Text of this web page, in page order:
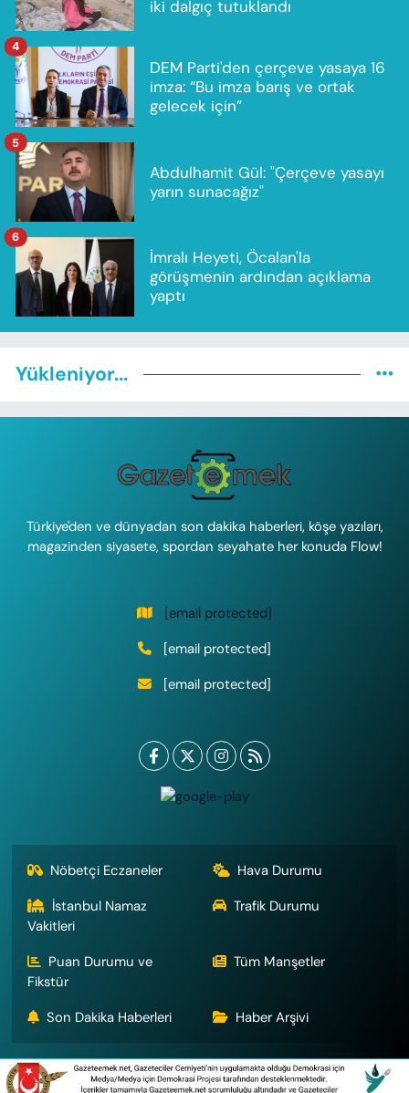
iki dalgıç tutuklandı
DEM Parti'den çerçeve yasaya 16
imza: “Bu imza barış ve ortak
gelecek için”
4
Abdulhamit Gül: "Çerçeve yasayı
yarın sunacağız"
5
İmralı Heyeti, Öcalan'la
görüşmenin ardından açıklama
yaptı
6
Yükleniyor...
Türkiye'den ve dünyadan son dakika haberleri, köşe yazıları,
magazinden siyasete, spordan seyahate her konuda Flow!
[email protected]
[email protected]
[email protected]
Nöbetçi Eczaneler
Hava Durumu
İstanbul Namaz
Vakitleri
Trafik Durumu
Puan Durumu ve
Fikstür
Tüm Manşetler
Son Dakika Haberleri Haber Arşivi